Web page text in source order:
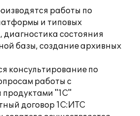
работы по
и типовых
состояния
базы, создание архивных
консультирование по
работы с
"1С"
договор 1С:ИТС